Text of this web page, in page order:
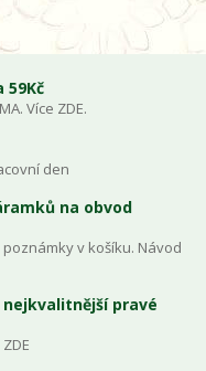
59Kč
Více ZDE.
den
na obvod
v košíku. Návod
pravé